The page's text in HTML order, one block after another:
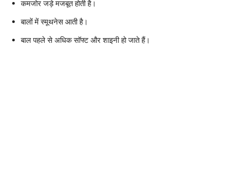
कमजोर जड़े मजबूत होती है।
बालों में स्मूथनेस आती है।
बाल पहले से अधिक सॉफ्ट और शाइनी हो जाते हैं।